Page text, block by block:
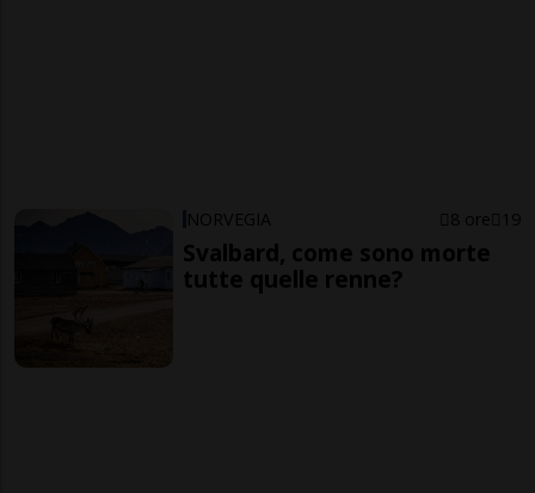
NORVEGIA 8 ore 19
Svalbard, come sono morte
tutte quelle renne?